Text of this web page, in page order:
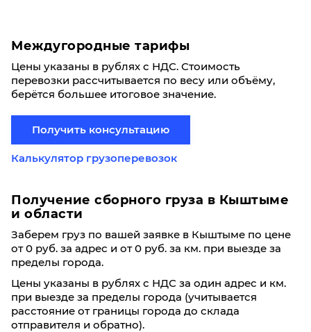
Междугородные тарифы
Цены указаны в рублях с НДС. Стоимость
перевозки рассчитывается по весу или объёму,
берётся большее итоговое значение.
Получить консультацию
Калькулятор грузоперевозок
Получение сборного груза в Кыштыме
и области
Заберем груз по вашей заявке в Кыштыме по цене
от 0 руб. за адрес и от 0 руб. за км. при выезде за
пределы города.
Цены указаны в рублях с НДС за один адрес и км.
при выезде за пределы города (учитывается
расстояние от границы города до склада
отправителя и обратно).